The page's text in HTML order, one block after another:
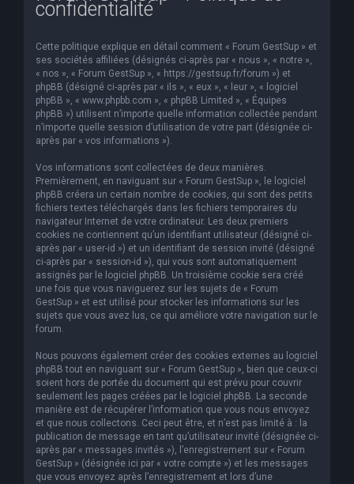
confidentialité
Cette politique explique en détail comment « Forum GestSup » et
ses sociétés affiliées (désignés ci-après par « nous », « notre »,
« nos », « Forum GestSup », « https://gestsup.fr/forum ») et
phpBB (désigné ci-après par « ils », « eux », « leur », « logiciel
phpBB », « www.phpbb.com », « phpBB Limited », « Équipes
phpBB ») utilisent n’importe quelle information collectée pendant
n’importe quelle session d’utilisation de votre part (désignée ci-
après par « vos informations »).
Vos informations sont collectées de deux manières.
Premièrement, en naviguant sur « Forum GestSup », le logiciel
phpBB créera un certain nombre de cookies, qui sont des petits
fichiers textes téléchargés dans les fichiers temporaires du
navigateur Internet de votre ordinateur. Les deux premiers
cookies ne contiennent qu’un identifiant utilisateur (désigné ci-
après par « user-id ») et un identifiant de session invité (désigné
ci-après par « session-id »), qui vous sont automatiquement
assignés par le logiciel phpBB. Un troisième cookie sera créé
une fois que vous naviguerez sur les sujets de « Forum
GestSup » et est utilisé pour stocker les informations sur les
sujets que vous avez lus, ce qui améliore votre navigation sur le
forum.
Nous pouvons également créer des cookies externes au logiciel
phpBB tout en naviguant sur « Forum GestSup », bien que ceux-ci
soient hors de portée du document qui est prévu pour couvrir
seulement les pages créées par le logiciel phpBB. La seconde
manière est de récupérer l’information que vous nous envoyez
et que nous collectons. Ceci peut être, et n’est pas limité à : la
publication de message en tant qu’utilisateur invité (désignée ci-
après par « messages invités »), l’enregistrement sur « Forum
GestSup » (désignée ici par « votre compte ») et les messages
que vous envoyez après l’enregistrement et lors d’une